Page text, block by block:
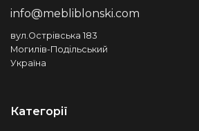
info@mebliblonski.com
вул.Острівська 183
Могилів-Подільський
Україна
Категорії